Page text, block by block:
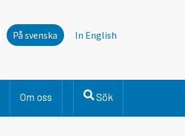
På svenska In English
Om oss Sök